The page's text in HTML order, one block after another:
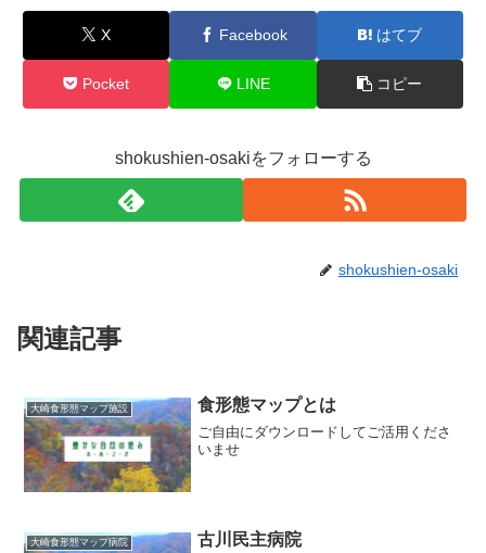
X Facebook はてブ
Pocket LINE コピー
shokushien-osakiをフォローする
shokushien-osaki
関連記事
大崎食形態マップ施設 食形態マップとは
ご自由にダウンロードしてご活用くださ
いませ
大崎食形態マップ病院 古川民主病院